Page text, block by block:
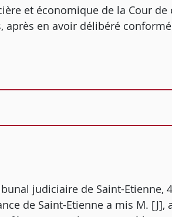
et économique de la Cour de
après en avoir délibéré
judiciaire de Saint-Etienne,
de Saint-Etienne a mis M.